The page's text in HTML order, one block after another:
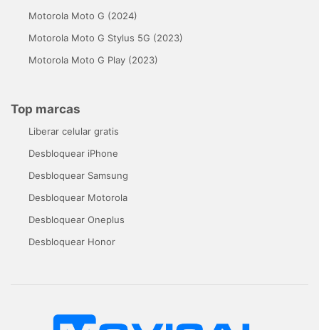
Motorola Moto G (2024)
Motorola Moto G Stylus 5G (2023)
Motorola Moto G Play (2023)
Top marcas
Liberar celular gratis
Desbloquear iPhone
Desbloquear Samsung
Desbloquear Motorola
Desbloquear Oneplus
Desbloquear Honor